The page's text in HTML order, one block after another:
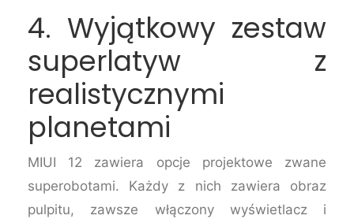
4. Wyjątkowy zestaw
superlatyw z
realistycznymi
planetami
MIUI 12 zawiera opcje projektowe zwane
superobotami. Każdy z nich zawiera obraz
pulpitu, zawsze włączony wyświetlacz i